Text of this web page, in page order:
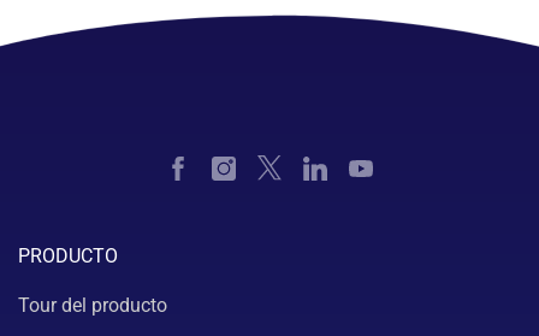
PRODUCTO
Tour del producto